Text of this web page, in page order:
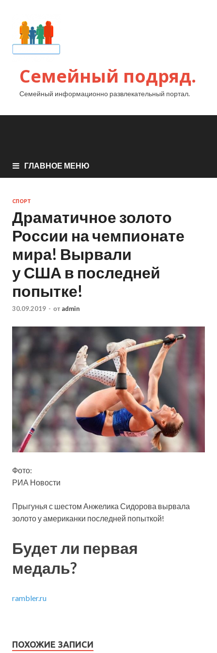
Семейный подряд.
Семейный информационно развлекательный портал.
ГЛАВНОЕ МЕНЮ
СПОРТ
Драматичное золото
России на чемпионате
мира! Вырвали
у США в последней
попытке!
30.09.2019 - от admin
Фото:
РИА Новости
Прыгунья с шестом Анжелика Сидорова вырвала
золото у американки последней попыткой!
Будет ли первая
медаль?
rambler.ru
ПОХОЖИЕ ЗАПИСИ